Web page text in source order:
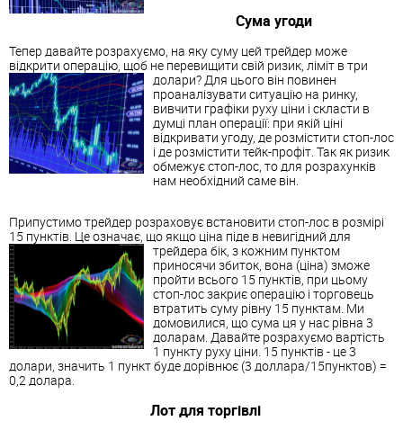
Сума угоди
Тепер давайте розрахуємо, на яку суму цей трейдер може
відкрити операцію, щоб не перевищити свій ризик, ліміт в три
долари? Для цього він повинен
проаналізувати ситуацію на ринку,
вивчити графіки руху ціни і скласти в
думці план операції: при якій ціні
відкривати угоду, де розмістити стоп-лос
і де розмістити тейк-профіт. Так як ризик
обмежує стоп-лос, то для розрахунків
нам необхідний саме він.
Припустимо трейдер розраховує встановити стоп-лос в розмірі
15 пунктів. Це означає, що якщо ціна піде в невигідний для
трейдера бік, з кожним пунктом
приносячи збиток, вона (ціна) зможе
пройти всього 15 пунктів, при цьому
стоп-лос закриє операцію і торговець
втратить суму рівну 15 пунктам. Ми
домовилися, що сума ця у нас рівна 3
доларам. Давайте розрахуємо вартість
1 пункту руху ціни. 15 пунктів - це 3
долари, значить 1 пункт буде дорівнює (3 доллара/15пунктов) =
0,2 долара.
Лот для торгівлі